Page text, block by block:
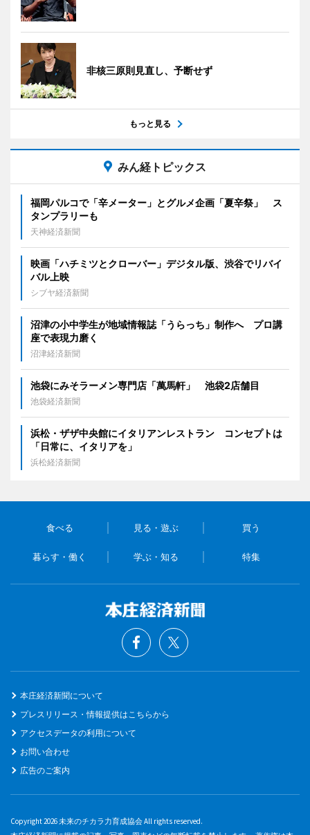
非核三原則見直し、予断せず
もっと見る
みん経トピックス
福岡パルコで「辛メーター」とグルメ企画「夏辛祭」 ス
タンプラリーも
天神経済新聞
映画「ハチミツとクローバー」デジタル版、渋谷でリバイ
バル上映
シブヤ経済新聞
沼津の小中学生が地域情報誌「うらっち」制作へ プロ講
座で表現力磨く
沼津経済新聞
池袋にみそラーメン専門店「萬馬軒」 池袋2店舗目
池袋経済新聞
浜松・ザザ中央館にイタリアンレストラン コンセプトは
「日常に、イタリアを」
浜松経済新聞
食べる 見る・遊ぶ 買う
暮らす・働く 学ぶ・知る 特集
本庄経済新聞について
プレスリリース・情報提供はこちらから
アクセスデータの利用について
お問い合わせ
広告のご案内
Copyright 2026 未来のチカラ力育成協会 All rights reserved.